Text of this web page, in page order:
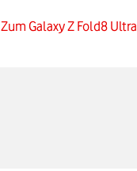
Zum Galaxy Z Fold8 Ultra